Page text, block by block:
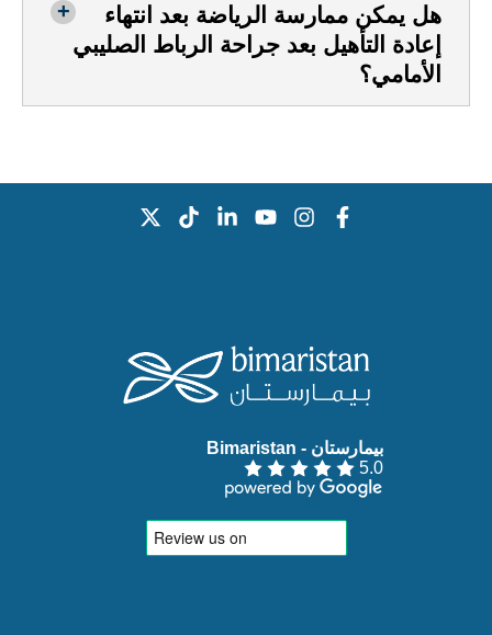
هل يمكن ممارسة الرياضة بعد انتهاء
إعادة التأهيل بعد جراحة الرباط الصليبي
الأمامي؟
بيمارستان - Bimaristan‏
5.0